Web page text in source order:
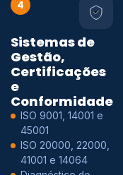
4
Sistemas de
Gestão,
Certificações
e
Conformidade
ISO 9001, 14001 e
45001
ISO 20000, 22000,
41001 e 14064